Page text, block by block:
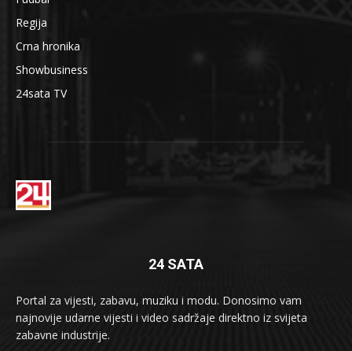
Regija
Crna hronika
Showbusiness
24sata TV
24 SATA
Portal za vijesti, zabavu, muziku i modu. Donosimo vam
najnovije udarne vijesti i video sadržaje direktno iz svijeta
zabavne industrije.